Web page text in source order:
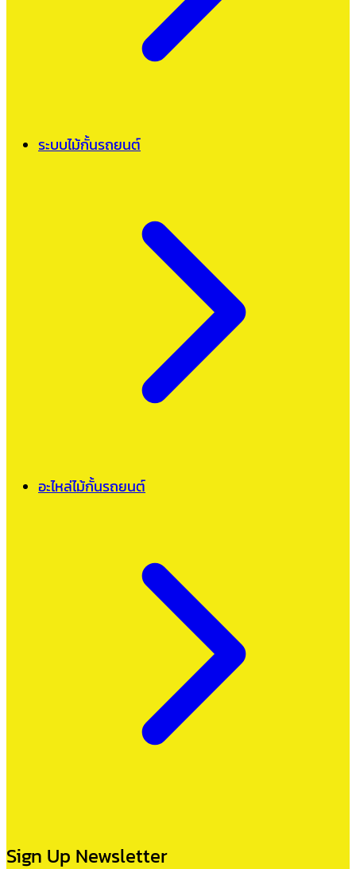
ระบบไม้กั้นรถยนต์
อะไหล่ไม้กั้นรถยนต์
Sign Up Newsletter